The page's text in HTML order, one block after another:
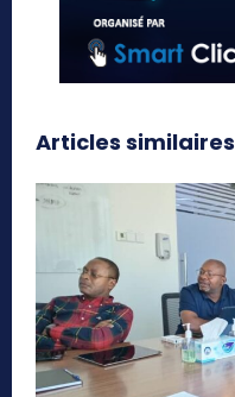
Articles similaires